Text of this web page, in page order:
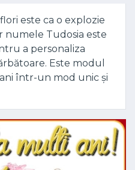
este ca o explozie
numele Tudosia este
a personaliza
Este modul
într-un mod unic și